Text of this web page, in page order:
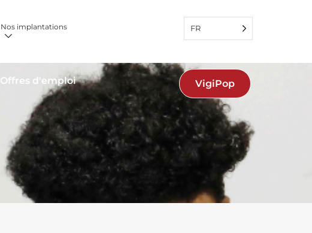
Nos implantations FR
Offres d'emploi VigiPop